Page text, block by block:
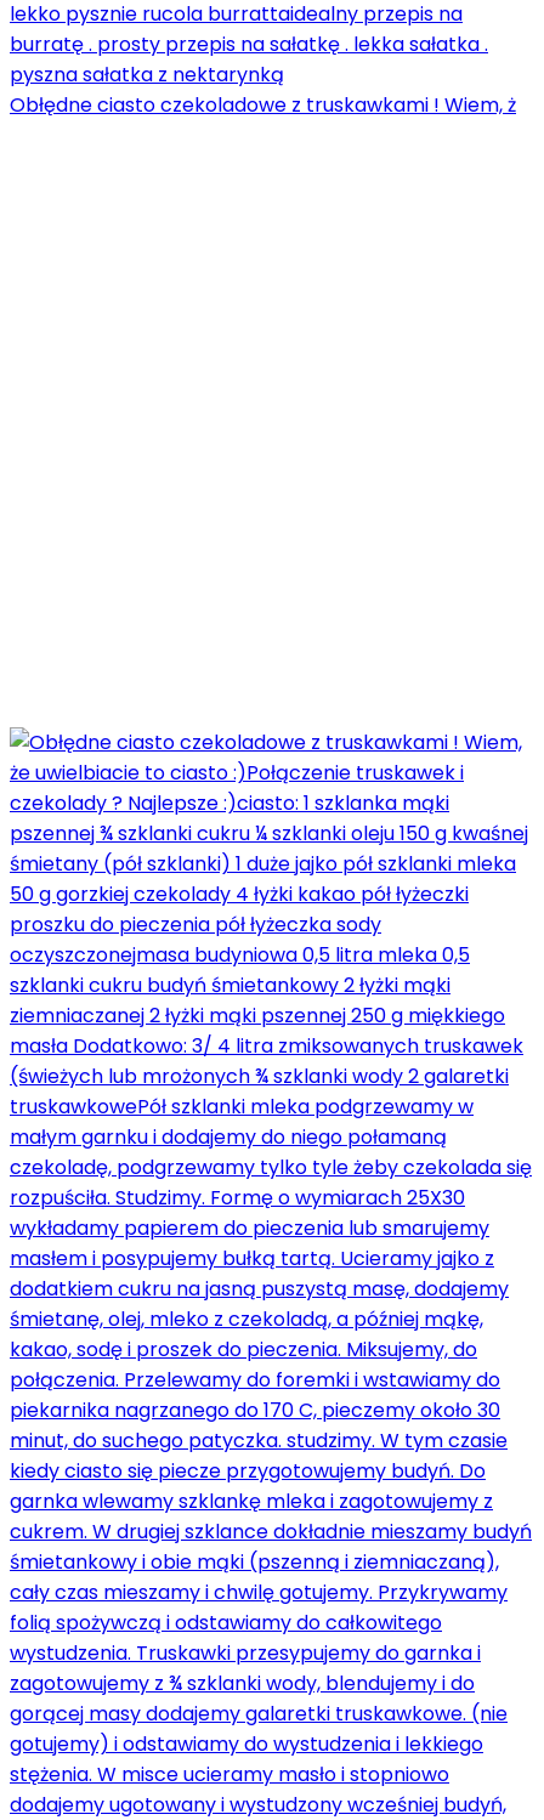
Obłędne ciasto czekoladowe z truskawkami ! Wiem, ż